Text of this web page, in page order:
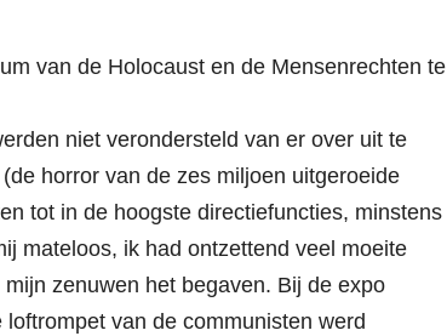
van de Holocaust en de Mensenrechten te
niet verondersteld van er over uit te
horror van de zes miljoen uitgeroeide
tot in de hoogste directiefuncties, minstens
mateloos, ik had ontzettend veel moeite
zenuwen het begaven. Bij de expo
van de communisten werd